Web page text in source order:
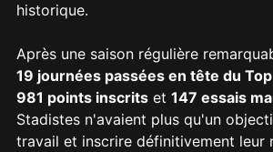
historique.
Après une saison régulière
19 journées passées en tête du
981 points inscritset 147 essais
Stadistes n'avaient plus qu'un
travail et inscrire définitivement leur